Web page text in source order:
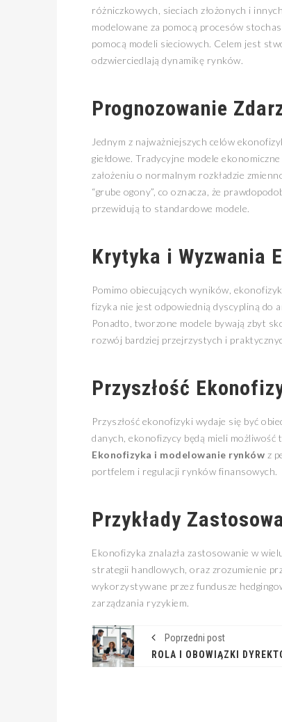
różniczkowych, sieciach złożonych i
modelowane za pomocą procesów
pomocą modeli sieciowych. Celem jest
odzwierciedlają dynamikę rynków.
Prognozowanie
Jednym z najważniejszych celów
giełdowe. Tradycyjne modele
założeniu o normalnym rozkładzie
“grube ogony”, co oznacza, że
przewidują to standardowe modele.
Krytyka i Wyzwania
Pomimo obiecujących wyników,
fizyka nie jest odpowiednią dyscypliną do
Ponadto, tworzone modele bywają zbyt
rozwój bardziej przejrzystych i
Przyszłość
Przyszłość ekonofizyki wydaje się być
danych, ekonofizycy będą mieli
Ekonofizyka i modelowanie rynków z
portfelem i regulacji rynków finansowych.
Przykłady
Ekonofizyka znalazła zastosowanie w
strategii handlowych, oraz zrozumienie
wykorzystywane przez fundusze
zarządzania ryzykiem.
Poprzedni post